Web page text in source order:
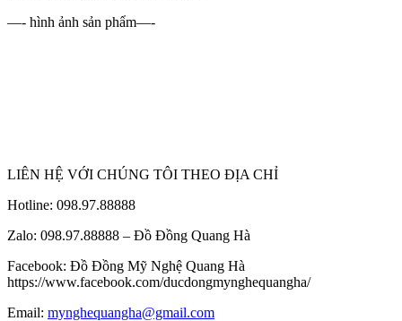
—- hình ảnh sản phẩm—-
LIÊN HỆ VỚI CHÚNG TÔI THEO ĐỊA CHỈ
Hotline: 098.97.88888
Zalo: 098.97.88888 – Đồ Đồng Quang Hà
Facebook: Đồ Đồng Mỹ Nghệ Quang Hà
https://www.facebook.com/ducdongmynghequangha/
Email: mynghequangha@gmail.com